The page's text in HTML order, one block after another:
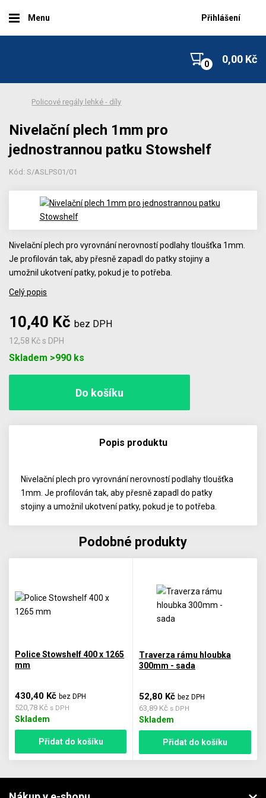
Menu Přihlášení
0,00 Kč
Policové regály lehké - díly
Nivelační plech 1mm pro
jednostrannou patku Stowshelf
Kód: S/ASLPS01/01
Nivelační plech pro vyrovnání nerovností podlahy tloušťka 1mm.
Je profilován tak, aby přesně zapadl do patky stojiny a
umožnil ukotvení patky, pokud je to potřeba.
Celý popis
10,40 Kčbez DPH
12,58 Kčs DPH
Skladem >990 ks
Počet
Popis produktu
Nivelační plech pro vyrovnání nerovností podlahy tloušťka
1mm. Je profilován tak, aby přesně zapadl do patky
stojiny a umožnil ukotvení patky, pokud je to potřeba.
Podobné produkty
Police Stowshelf 400 x 1265
mm
430,40 Kčbez DPH
520,78 Kč s DPH
Skladem
Přidat do košíku
Traverza rámu hloubka
300mm - sada
52,80 Kč bez DPH
63,89 Kč s DPH
Skladem
Přidat do košíku